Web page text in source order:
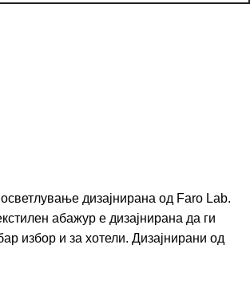
дизајнирана од Faro Lab.
абажур е дизајнирана да ги
избор и за хотели. Дизајнирани од